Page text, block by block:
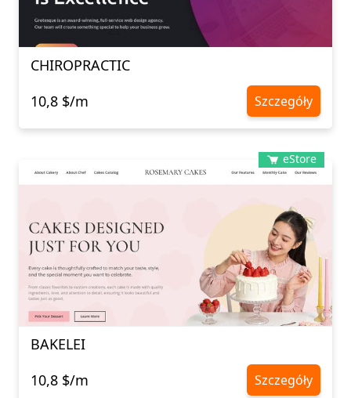
CHIROPRACTIC
10,8 $/m
Szczegóły
eStore
BAKELEI
10,8 $/m
Szczegóły